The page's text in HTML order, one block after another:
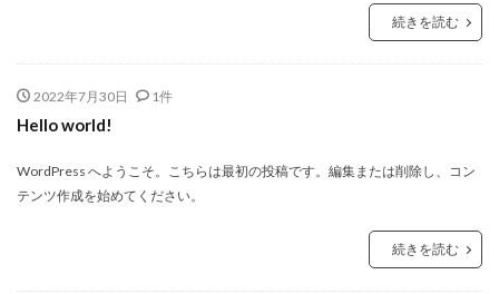
続きを読む
2022年7月30日 1件
Hello world!
WordPress へようこそ。こちらは最初の投稿です。編集または削除し、コン
テンツ作成を始めてください。
続きを読む